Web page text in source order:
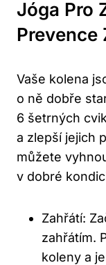
Jóga Pro
Prevence
Vaše kolena
o ně dobře
6 šetrných
a zlepší jejich
můžete
v dobré
Zahřátí:
zahřátím.
koleny a